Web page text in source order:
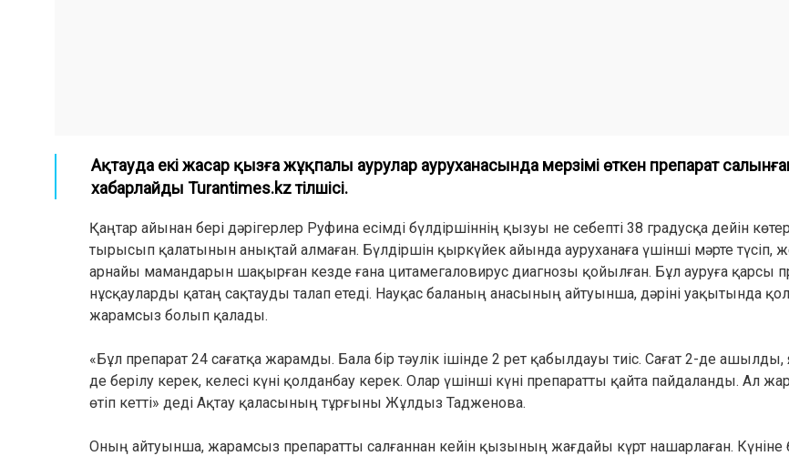
Ақтауда екі жасар қызға жұқпалы аурулар ауруханасында мерзімі өткен препарат
хабарлайды Turantimes.kz тілшісі.
Қаңтар айынан бері дәрігерлер Руфина есімді бүлдіршіннің қызуы не себепті 38 градусқа дейін
тырысып қалатынын анықтай алмаған. Бүлдіршін қыркүйек айында ауруханаға үшінші мәрте түсіп,
арнайы мамандарын шақырған кезде ғана цитамегаловирус диагнозы қойылған. Бұл ауруға қарсы
нұсқауларды қатаң сақтауды талап етеді. Науқас баланың анасының айтуынша, дәріні уақытында
жарамсыз болып қалады.
«Бұл препарат 24 сағатқа жарамды. Бала бір тәулік ішінде 2 рет қабылдауы тиіс. Сағат 2-де ашылды,
де берілу керек, келесі күні қолданбау керек. Олар үшінші күні препаратты қайта пайдаланды. Ал
өтіп кетті» деді Ақтау қаласының тұрғыны Жұлдыз Тадженова.
Оның айтуынша, жарамсыз препаратты салғаннан кейін қызының жағдайы күрт нашарлаған. Күніне